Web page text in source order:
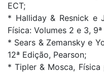
ECT;
* Halliday & Resnick e
Física: Volumes 2 e 3,
* Sears & Zemansky e
12ª Edição, Pearson;
* Tipler & Mosca, Física